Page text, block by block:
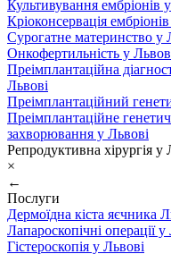
Культивування ембріонів
Кріоконсервація
Сурогатне материнство у
Онкофертильність у
Преімплантаційна
Львові
Преімплантаційний
Преімплантаційне
захворювання у Львові
Репродуктивна хірургія у
×
←
Послуги
Дермоїдна кіста яєчника
Лапароскопічні операції у
Гістероскопія у Львові